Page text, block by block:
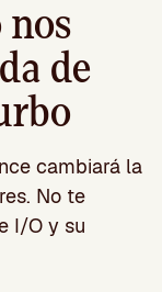
nos
de
cambiará la
No te
I/O y su